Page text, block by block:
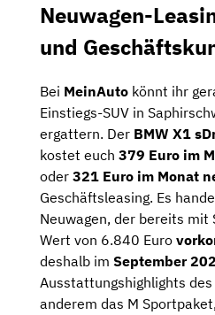
Neuwagen-
und
Bei MeinAuto könnt ihr
Einstiegs-SUV in
ergattern. Der BMW X1
kostet euch 379 Euro im
oder 321 Euro im Monat
Geschäftsleasing. Es
Neuwagen, der bereits
Wert von 6.840 Euro
deshalb im September
Ausstattungshighlights des
anderem das M